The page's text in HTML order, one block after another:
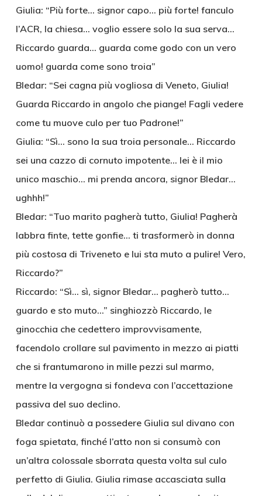
Giulia: “Più forte… signor capo… più forte! fanculo
l’ACR, la chiesa… voglio essere solo la sua serva…
Riccardo guarda… guarda come godo con un vero
uomo! guarda come sono troia”
Bledar: “Sei cagna più vogliosa di Veneto, Giulia!
Guarda Riccardo in angolo che piange! Fagli vedere
come tu muove culo per tuo Padrone!”
Giulia: “Sì… sono la sua troia personale… Riccardo
sei una cazzo di cornuto impotente… lei è il mio
unico maschio… mi prenda ancora, signor Bledar…
ughhh!”
Bledar: “Tuo marito pagherà tutto, Giulia! Pagherà
labbra finte, tette gonfie… ti trasformerò in donna
più costosa di Triveneto e lui sta muto a pulire! Vero,
Riccardo?”
Riccardo: “Sì… sì, signor Bledar… pagherò tutto…
guardo e sto muto…” singhiozzò Riccardo, le
ginocchia che cedettero improvvisamente,
facendolo crollare sul pavimento in mezzo ai piatti
che si frantumarono in mille pezzi sul marmo,
mentre la vergogna si fondeva con l’accettazione
passiva del suo declino.
Bledar continuò a possedere Giulia sul divano con
foga spietata, finché l’atto non si consumò con
un’altra colossale sborrata questa volta sul culo
perfetto di Giulia. Giulia rimase accasciata sulla